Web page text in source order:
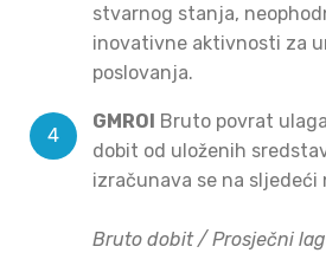
stvarnog stanja,
inovativne aktivnosti za
poslovanja.
GMROI Bruto povrat
dobit od uloženih
izračunava se na
Bruto dobit / Prosječni